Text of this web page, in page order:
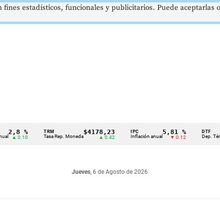
% TRM
Tasa Rep. Moneda
$4178,23
▲ 0.42
IPC
Inflación anual
5,81 %
▼ 0.12
DTF
Dep. Término
Jueves, 6 de Agosto de 2026
estadísticos, funcionales y publicitarios. Puede aceptarlas